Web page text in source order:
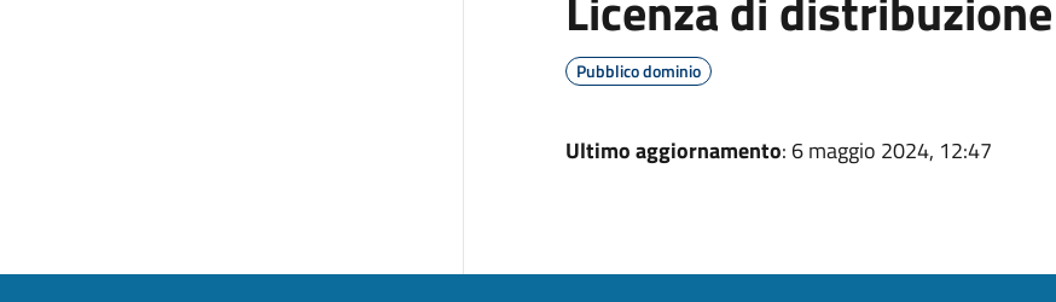
Pubblico dominio
Ultimo aggiornamento: 6 maggio 2024, 12:47